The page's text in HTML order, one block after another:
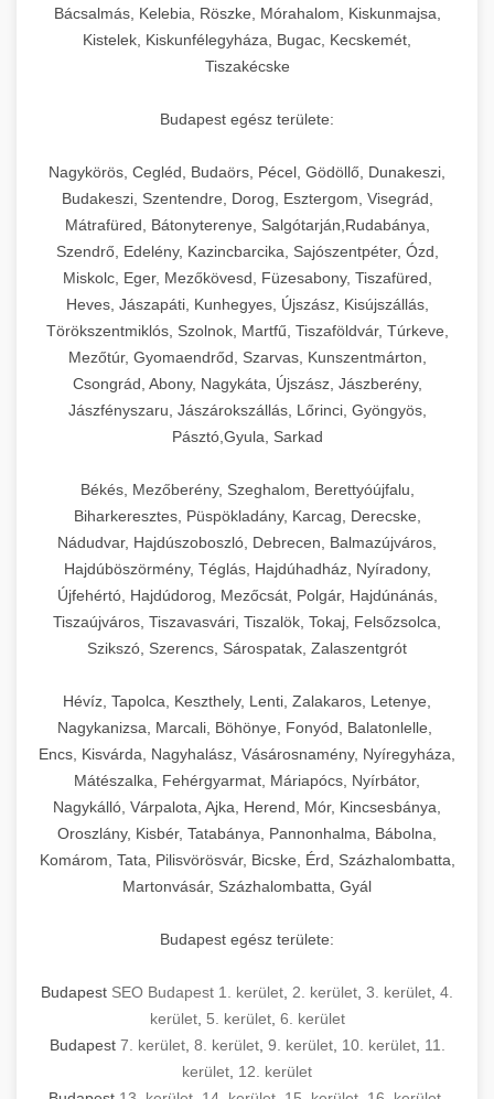
Bácsalmás, Kelebia, Röszke, Mórahalom, Kiskunmajsa,
Kistelek, Kiskunfélegyháza, Bugac, Kecskemét,
Tiszakécske
Budapest egész területe:
Nagykörös, Cegléd, Budaörs, Pécel, Gödöllő, Dunakeszi,
Budakeszi, Szentendre, Dorog, Esztergom, Visegrád,
Mátrafüred, Bátonyterenye, Salgótarján,Rudabánya,
Szendrő, Edelény, Kazincbarcika, Sajószentpéter, Ózd,
Miskolc, Eger, Mezőkövesd, Füzesabony, Tiszafüred,
Heves, Jászapáti, Kunhegyes, Újszász, Kisújszállás,
Törökszentmiklós, Szolnok, Martfű, Tiszaföldvár, Túrkeve,
Mezőtúr, Gyomaendrőd, Szarvas, Kunszentmárton,
Csongrád, Abony, Nagykáta, Újszász, Jászberény,
Jászfényszaru, Jászárokszállás, Lőrinci, Gyöngyös,
Pásztó,Gyula, Sarkad
Békés, Mezőberény, Szeghalom, Berettyóújfalu,
Biharkeresztes, Püspökladány, Karcag, Derecske,
Nádudvar, Hajdúszoboszló, Debrecen, Balmazújváros,
Hajdúböszörmény, Téglás, Hajdúhadház, Nyíradony,
Újfehértó, Hajdúdorog, Mezőcsát, Polgár, Hajdúnánás,
Tiszaújváros, Tiszavasvári, Tiszalök, Tokaj, Felsőzsolca,
Szikszó, Szerencs, Sárospatak, Zalaszentgrót
Hévíz, Tapolca, Keszthely, Lenti, Zalakaros, Letenye,
Nagykanizsa, Marcali, Böhönye, Fonyód, Balatonlelle,
Encs, Kisvárda, Nagyhalász, Vásárosnamény, Nyíregyháza,
Mátészalka, Fehérgyarmat, Máriapócs, Nyírbátor,
Nagykálló, Várpalota, Ajka, Herend, Mór, Kincsesbánya,
Oroszlány, Kisbér, Tatabánya, Pannonhalma, Bábolna,
Komárom, Tata, Pilisvörösvár, Bicske, Érd, Százhalombatta,
Martonvásár, Százhalombatta, Gyál
Budapest egész területe:
Budapest SEO Budapest 1. kerület 2. kerület 3. kerület 4.
kerület, 5. kerület, 6. kerület
Budapest 7. kerület, 8. kerület, 9. kerület, 10. kerület, 11.
kerület 12. kerület